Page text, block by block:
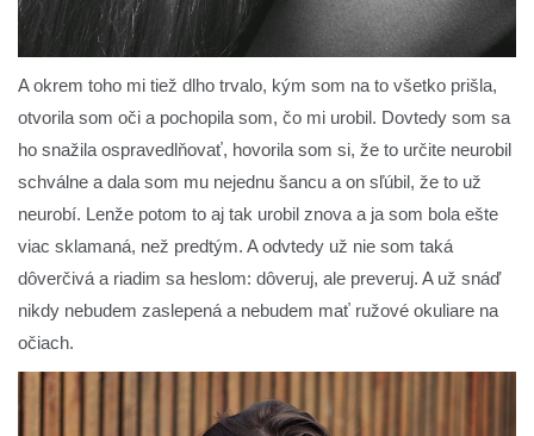
A okrem toho mi tiež dlho trvalo, kým som na to všetko prišla,
otvorila som oči a pochopila som, čo mi urobil. Dovtedy som sa
ho snažila ospravedlňovať, hovorila som si, že to určite neurobil
schválne a dala som mu nejednu šancu a on sľúbil, že to už
neurobí. Lenže potom to aj tak urobil znova a ja som bola ešte
viac sklamaná, než predtým. A odvtedy už nie som taká
dôverčivá a riadim sa heslom: dôveruj, ale preveruj. A už snáď
nikdy nebudem zaslepená a nebudem mať ružové okuliare na
očiach.